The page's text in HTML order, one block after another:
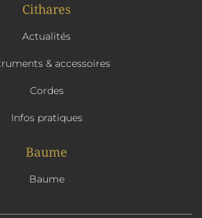
Cithares
Actualités
& accessoires
Cordes
Infos pratiques
Baume
Baume